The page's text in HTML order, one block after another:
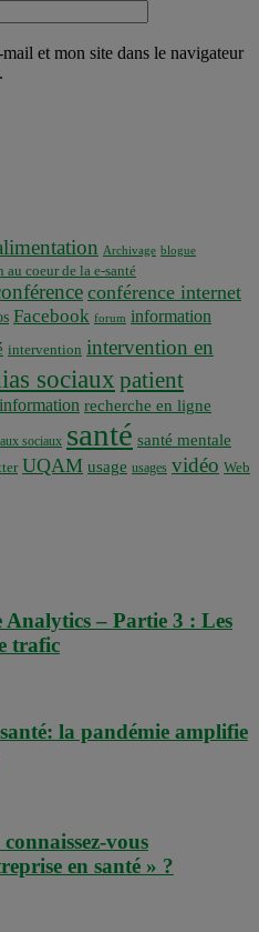
et mon site dans le navigateur
Archivage blogue
coeur de la e-santé
conférence internet
Facebook forum information
intervention intervention en
sociaux patient
recherche en ligne
sociaux santé santé mentale
UQAM usage usages vidéo Web
– Partie 3 : Les
trafic
la pandémie amplifie
vous
en santé » ?